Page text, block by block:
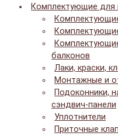
Комплектующие для
балконов
Лаки, краски,
Монтажные и
Подоконники,
сэндвич-панели
Уплотнители
Приточные